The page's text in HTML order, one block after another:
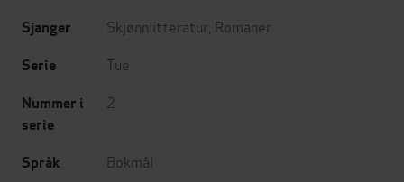
Sjanger Skjønnlitteratur Romaner
Serie Tue
Nummer i
serie
2
Språk Bokmål